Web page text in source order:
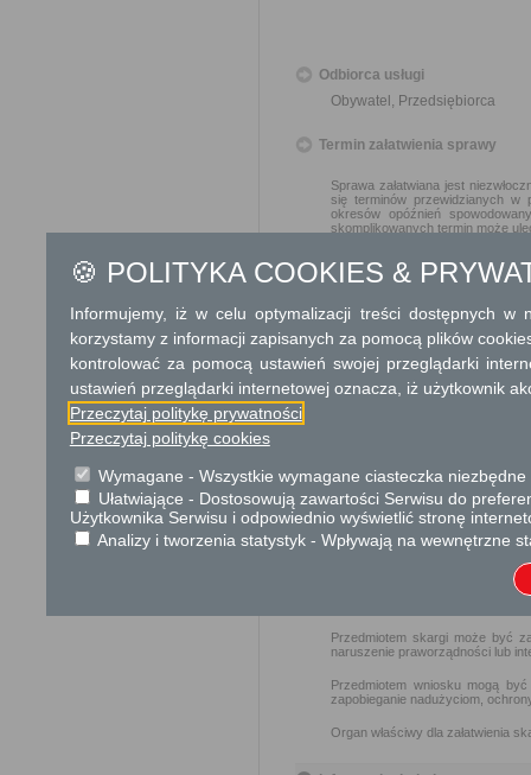
Odbiorca usługi
Obywatel, Przedsiębiorca
Termin załatwienia sprawy
Sprawa załatwiana jest
się terminów przewidzianych w
okresów opóźnień
skomplikowanych termin może
Informacja
Dodatkowe
Opłata
opłata skarbowa za
Tryb odwoławczy
Od decyzji udzielającej
odwołanie do właściwego
terminie 14 dni od daty jej
Przedmiotem skargi może być
naruszenie praworządności lub
Przedmiotem wniosku mogą
zapobieganie nadużyciom,
Organ właściwy dla załatwienia
🍪 POLITYKA COOKIES &
Informujemy, iż w celu optymalizacji treści dostępnych w
korzystamy z informacji zapisanych za pomocą plików
kontrolować za pomocą ustawień swojej przeglądarki
ustawień przeglądarki internetowej oznacza, iż użytkownik
Przeczytaj politykę prywatności
Przeczytaj politykę cookies
Wymagane - Wszystkie wymagane ciasteczka
Ułatwiające - Dostosowują zawartości Serwisu do
Użytkownika Serwisu i odpowiednio wyświetlić stronę
Analizy i tworzenia statystyk - Wpływają na wewnętrzne